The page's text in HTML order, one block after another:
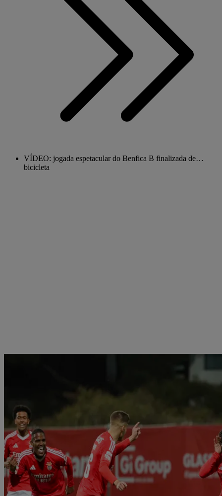
VÍDEO: jogada espetacular do Benfica B finalizada de…
bicicleta